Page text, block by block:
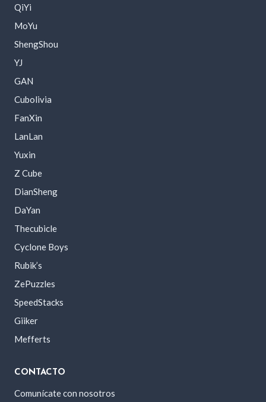
QiYi
MoYu
ShengShou
YJ
GAN
Cubolivia
FanXin
LanLan
Yuxin
Z Cube
DianSheng
DaYan
Thecubicle
Cyclone Boys
Rubik’s
ZePuzzles
SpeedStacks
Giiker
Mefferts
CONTACTO
Comunícate con nosotros